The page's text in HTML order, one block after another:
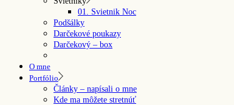
01. Svietnik Noc
Podšálky
Darčekové poukazy
Darčekový – box
O mne
Portfólio
Články – napísali o mne
Kde ma môžete stretnúť